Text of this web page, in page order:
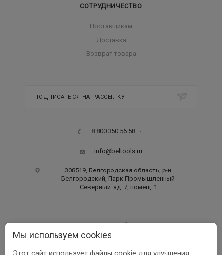
СОТРУДНИЧЕСТВО
Поставщикам
Доставка
Возврат товара
ПОДПИСАТЬСЯ НА РАССЫЛКУ
8 800 350 56 58
info@beltools.ru
308519, Белгородская область, р-н
Белгородский, Парк Промышленный
Северный, зд. 7, помещ. 1
Мы используем cookies
Этот сайт использует файлы cookie для улучшения